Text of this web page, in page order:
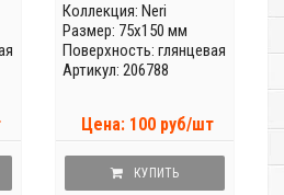
Коллекция: Neri
Размер: 75x150 мм
Поверхность: глянцевая
Артикул: 206788
Цена: 100 руб/шт
КУПИТЬ